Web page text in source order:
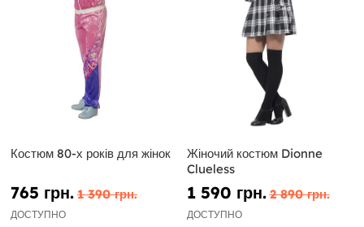
Костюм 80-х років для жінок
765 грн. 1 390 грн.
ДОСТУПНО
Жіночий костюм Dionne
Clueless
1 590 грн. 2 890 грн.
ДОСТУПНО